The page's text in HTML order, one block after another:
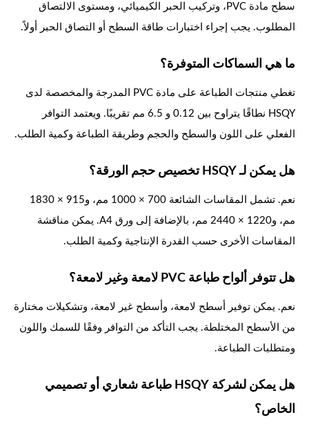
سطح مادة PVC، وتركيب الحبر الكيميائي، ومستوى الالتصاق
المطلوب. يجب إجراء اختبارات طاقة السطح أو التصاق الحبر أولاً.
ما هي السماكات المتوفرة؟
تغطي منتجات الطباعة على مادة PVC المدرجة والمخصصة لدى
HSQY نطاقًا يتراوح بين 0.12 و 6.5 مم تقريبًا. ويعتمد التوافر
الفعلي على اللون والسطح والحجم وطريقة الطباعة وكمية الطلب.
هل يمكن لـ HSQY تخصيص حجم الورقة؟
نعم. تشمل المقاسات الشائعة 700 × 1000 مم، و915 × 1830
مم، و1220 × 2440 مم، بالإضافة إلى ورق A4. يمكن مناقشة
المقاسات الأخرى حسب القدرة الإنتاجية وكمية الطلب.
هل تتوفر ألواح طباعة PVC لامعة وغير لامعة؟
نعم. يمكن توفير أسطح لامعة، وأسطح غير لامعة، وتشكيلات مختارة
من الأسطح المختلطة. يجب التأكد من التوافر وفقًا للسمك واللون
ومتطلبات الطباعة.
هل يمكن لشركة HSQY طباعة شعاري أو تصميمي
الخاص؟